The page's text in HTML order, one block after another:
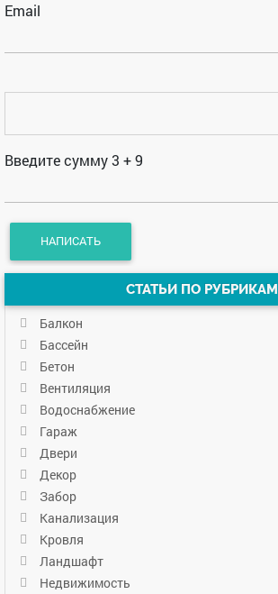
Email
Введите сумму 3 + 9
СТАТЬИ ПО РУБРИКАМ
Балкон
Бассейн
Бетон
Вентиляция
Водоснабжение
Гараж
Двери
Декор
Забор
Канализация
Кровля
Ландшафт
Недвижимость